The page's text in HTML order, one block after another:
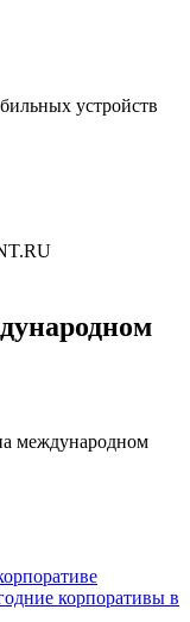
устройств
международном
корпоративы в